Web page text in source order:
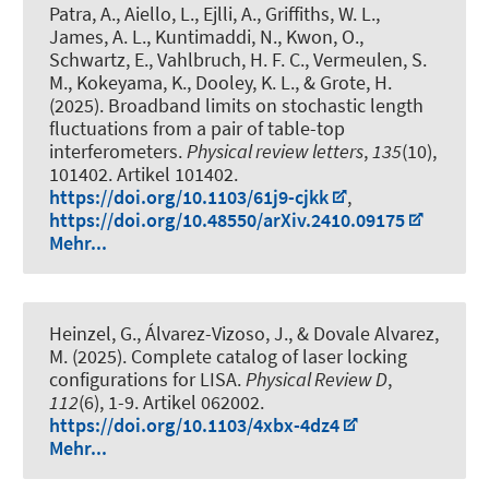
Patra, A., Aiello, L., Ejlli, A., Griffiths, W. L.,
James, A. L., Kuntimaddi, N., Kwon, O.,
Schwartz, E., Vahlbruch, H. F. C., Vermeulen, S.
M., Kokeyama, K., Dooley, K. L., & Grote, H.
(2025). Broadband limits on stochastic length
fluctuations from a pair of table-top
interferometers.Physical review letters,135(10),
101402. Artikel 101402.
https://doi.org/10.1103/61j9-cjkk
,
https://doi.org/10.48550/arXiv.2410.09175
Mehr...
Heinzel, G., Álvarez-Vizoso, J., & Dovale Alvarez,
M. (2025). Complete catalog of laser locking
configurations for LISA.Physical Review D,
112(6), 1-9. Artikel 062002.
https://doi.org/10.1103/4xbx-4dz4
Mehr...